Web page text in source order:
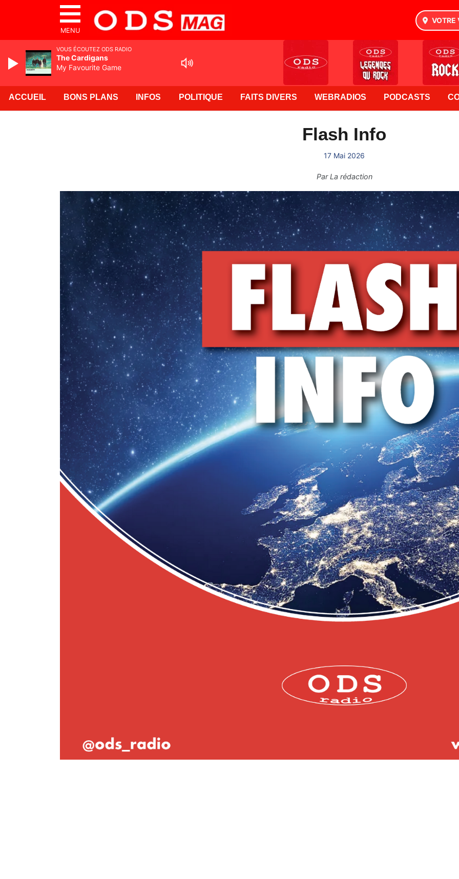
MENU
VOTRE
ACCUEIL BONS PLANS INFOS POLITIQUE FAITS DIVERS WEBRADIOS PODCASTS
Flash Info
17 Mai 2026
ParLa rédaction
VOUS ÉCOUTEZ ODS RADIO
The Cardigans
My Favourite Game